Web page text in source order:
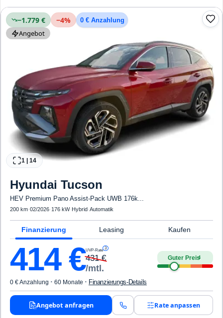
−1.779 € −4% 0 € Anzahlung
Angebot
1 14
Hyundai Tucson
HEV Premium Pano Assist-Pack UWB 176k...
200 km·02/2026· 176 kW· Hybrid·Automatik
Finanzierung Leasing Kaufen
414€UVP-Rate 3
431€
/mtl.
Guter Preis4
0 € Anzahlung · 60 Monate · Finanzierungs-Details
Angebot anfragen Rate anpassen